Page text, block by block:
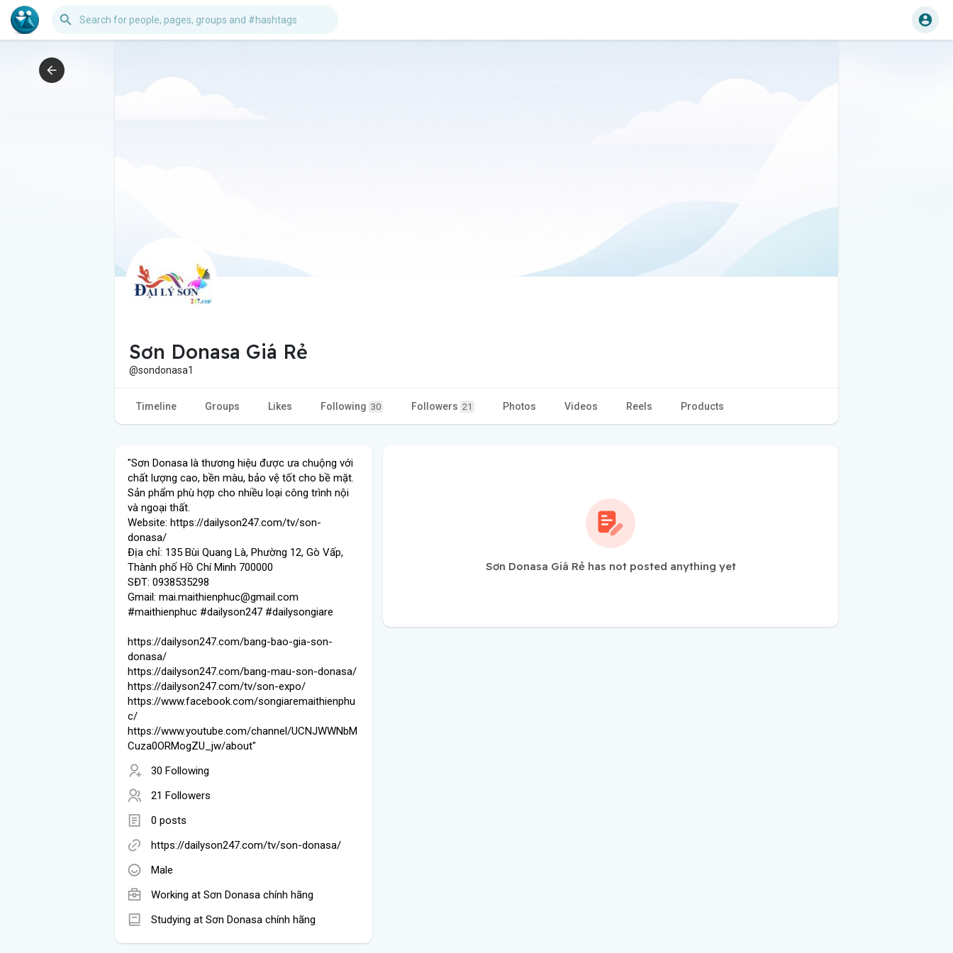
Sơn Donasa Giá Rẻ
@sondonasa1
Timeline Groups Likes Following 30 Followers 21 Photos Videos Reels Products
"Sơn Donasa là thương hiệu được ưa chuộng với
chất lượng cao, bền màu, bảo vệ tốt cho bề mặt.
Sản phẩm phù hợp cho nhiều loại công trình nội
và ngoại thất.
Website: https://dailyson247.com/tv/son-
donasa/
Địa chỉ: 135 Bùi Quang Là, Phường 12, Gò Vấp,
Thành phố Hồ Chí Minh 700000
SĐT: 0938535298
Gmail: mai.maithienphuc@gmail.com
#maithienphuc #dailyson247 #dailysongiare
https://dailyson247.com/bang-bao-gia-son-
donasa/
https://dailyson247.com/bang-mau-son-donasa/
https://dailyson247.com/tv/son-expo/
https://www.facebook.com/songiaremaithienphu
c/
https://www.youtube.com/channel/UCNJWWNbM
Cuza0ORMogZU_jw/about"
30 Following
21 Followers
0 posts
https://dailyson247.com/tv/son-donasa/
Male
Working at Sơn Donasa chính hãng
Studying at Sơn Donasa chính hãng
Sơn Donasa Giá Rẻ has not posted anything yet